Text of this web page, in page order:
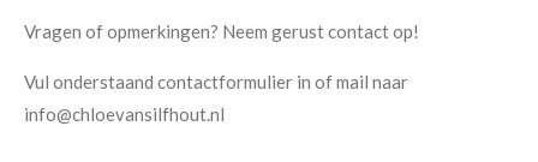
Vragen of opmerkingen? Neem gerust contact op!
Vul onderstaand contactformulier in of mail naar
info@chloevansilfhout.nl